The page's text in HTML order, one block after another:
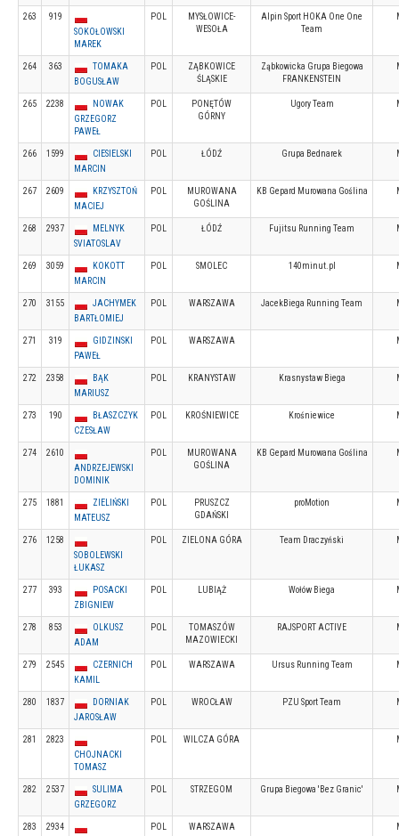
263
919
SOKOŁOWSKI
MAREK
POL
MYSŁOWICE-
WESOŁA
Alpin Sport HOKA One One
Team
264 363
TOMAKA
BOGUSŁAW
POL
ZĄBKOWICE
ŚLĄSKIE
Ząbkowicka Grupa Biegowa
FRANKENSTEIN
265 2238
NOWAK
GRZEGORZ
PAWEŁ
POL
PONĘTÓW
GÓRNY
Ugory Team
266 1599
CIESIELSKI
MARCIN
POL ŁÓDŹ Grupa Bednarek
267 2609
KRZYSZTOŃ
MACIEJ
POL
MUROWANA
GOŚLINA
KB Gepard Murowana Goślina
268 2937
MELNYK
SVIATOSLAV
POL ŁÓDŹ Fujitsu Running Team
269 3059
KOKOTT
MARCIN
POL SMOLEC 140minut.pl
270 3155
JACHYMEK
BARTŁOMIEJ
POL WARSZAWA JacekBiega Running Team
271 319
GIDZINSKI
PAWEŁ
POL WARSZAWA
272 2358
BĄK
MARIUSZ
POL KRANYSTAW Krasnystaw Biega
273 190
BŁASZCZYK
CZESŁAW
POL KROŚNIEWICE Krośniewice
274
2610
ANDRZEJEWSKI
DOMINIK
POL
MUROWANA
GOŚLINA
KB Gepard Murowana Goślina
275 1881
ZIELIŃSKI
MATEUSZ
POL
PRUSZCZ
GDAŃSKI
proMotion
276
1258
SOBOLEWSKI
ŁUKASZ
POL ZIELONA GÓRA Team Draczyński
277 393
POSACKI
ZBIGNIEW
POL LUBIĄŻ Wołów Biega
278 853
OLKUSZ
ADAM
POL
TOMASZÓW
MAZOWIECKI
RAJSPORT ACTIVE
279 2545
CZERNICH
KAMIL
POL WARSZAWA Ursus Running Team
280 1837
DORNIAK
JAROSŁAW
POL WROCŁAW PZU Sport Team
281
2823
CHOJNACKI
TOMASZ
POL WILCZA GÓRA
282 2537
SULIMA
GRZEGORZ
POL STRZEGOM Grupa Biegowa 'Bez Granic'
283
2934
POL WARSZAWA